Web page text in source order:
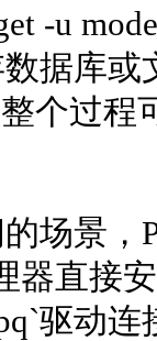
-u
据库
个过程
景，
直接
驱动